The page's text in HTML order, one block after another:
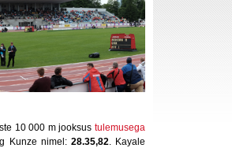
10 000 m jooksus tulemusega
Kunze nimel: 28.35,82. Kayale